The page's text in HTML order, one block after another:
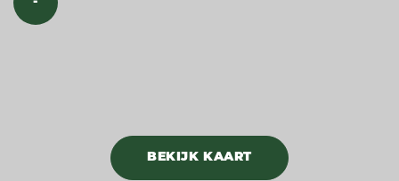
BEKIJK KAART